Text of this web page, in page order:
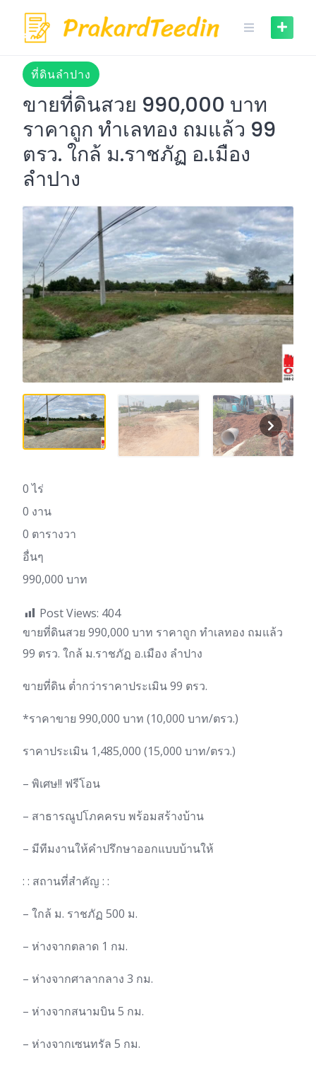
content
ที่ดินลำปาง
ขายที่ดินสวย 990,000 บาท
ราคาถูก ทำเลทอง ถมแล้ว 99
ตรว. ใกล้ ม.ราชภัฏ อ.เมือง
ลำปาง
0 ไร่
0 งาน
0 ตารางวา
อื่นๆ
990,000 บาท
Post Views: 404
ขายที่ดินสวย 990,000 บาท ราคาถูก ทำเลทอง ถมแล้ว
99 ตรว. ใกล้ ม.ราชภัฏ อ.เมือง ลำปาง
ขายที่ดิน ต่ำกว่าราคาประเมิน 99 ตรว.
*ราคาขาย 990,000 บาท (10,000 บาท/ตรว.)
ราคาประเมิน 1,485,000 (15,000 บาท/ตรว.)
– พิเศษ!! ฟรีโอน
– สาธารณูปโภคครบ พร้อมสร้างบ้าน
– มีทีมงานให้คำปรึกษาออกแบบบ้านให้
: : สถานที่สำคัญ : :
– ใกล้ ม. ราชภัฏ 500 ม.
– ห่างจากตลาด 1 กม.
– ห่างจากศาลากลาง 3 กม.
– ห่างจากสนามบิน 5 กม.
– ห่างจากเซนทรัล 5 กม.